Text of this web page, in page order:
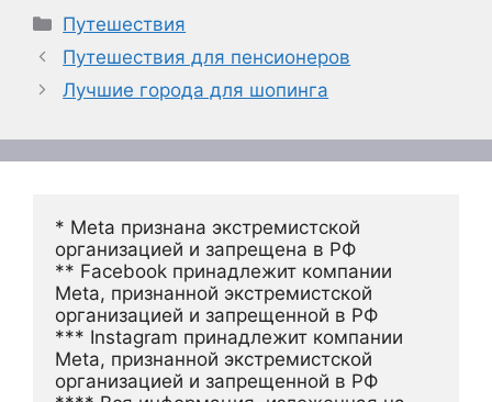
Рубрики
Путешествия
Путешествия для пенсионеров
Лучшие города для шопинга
* Meta признана экстремистской
организацией и запрещена в РФ
** Facebook принадлежит компании
Meta, признанной экстремистской
организацией и запрещенной в РФ
*** Instagram принадлежит компании
Meta, признанной экстремистской
организацией и запрещенной в РФ